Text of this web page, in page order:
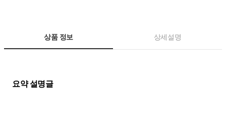
상품 정보 상세설명
요약 설명글